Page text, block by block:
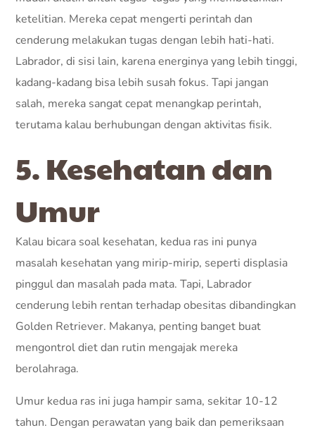
ketelitian. Mereka cepat mengerti perintah dan
cenderung melakukan tugas dengan lebih hati-hati.
Labrador, di sisi lain, karena energinya yang lebih tinggi,
kadang-kadang bisa lebih susah fokus. Tapi jangan
salah, mereka sangat cepat menangkap perintah,
terutama kalau berhubungan dengan aktivitas fisik.
5. Kesehatan dan
Umur
Kalau bicara soal kesehatan, kedua ras ini punya
masalah kesehatan yang mirip-mirip, seperti displasia
pinggul dan masalah pada mata. Tapi, Labrador
cenderung lebih rentan terhadap obesitas dibandingkan
Golden Retriever. Makanya, penting banget buat
mengontrol diet dan rutin mengajak mereka
berolahraga.
Umur kedua ras ini juga hampir sama, sekitar 10-12
tahun. Dengan perawatan yang baik dan pemeriksaan